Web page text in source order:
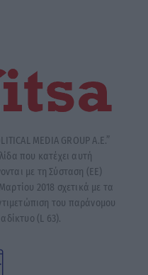
MEDIA GROUP A.E.”
που κατέχει αυτή
με τη Σύσταση (ΕΕ)
2018 σχετικά με τα
του παράνομου
(L 63).